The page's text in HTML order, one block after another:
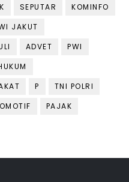
SEPUTAR
KOMINFO
JAKUT
ADVET
PWI
P
TNI POLRI
PAJAK